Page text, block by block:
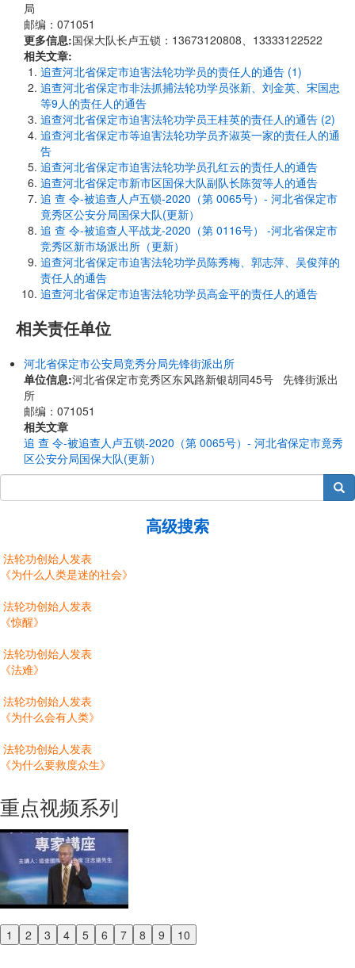
局
邮编：071051
更多信息:国保大队长卢五锁：13673120808、13333122522
相关文章:
追查河北省保定市迫害法轮功学员的责任人的通告 (1)
追查河北省保定市非法抓捕法轮功学员张新、刘金英、宋国忠
等9人的责任人的通告
追查河北省保定市迫害法轮功学员王桂英的责任人的通告 (2)
追查河北省保定市等迫害法轮功学员齐淑英一家的责任人的通
告
追查河北省保定市迫害法轮功学员孔红云的责任人的通告
追查河北省保定市新市区国保大队副队长陈贺等人的通告
追 查 令-被追查人卢五锁-2020（第 0065号）- 河北省保定市
竟秀区公安分局国保大队(更新）
追 查 令-被追查人平战龙-2020（第 0116号） -河北省保定市
竞秀区新市场派出所（更新）
追查河北省保定市迫害法轮功学员陈秀梅、郭志萍、吴俊萍的
责任人的通告
追查河北省保定市迫害法轮功学员高金平的责任人的通告
相关责任单位
河北省保定市公安局竞秀分局先锋街派出所
单位信息:河北省保定市竞秀区东风路新银胡同45号 先锋街派出
所
邮编：071051
相关文章
追 查 令-被追查人卢五锁-2020（第 0065号）- 河北省保定市竟秀
区公安分局国保大队(更新）
搜索
高级搜索
法轮功创始人发表
《为什么人类是迷的社会》
法轮功创始人发表
《惊醒》
法轮功创始人发表
《法难》
法轮功创始人发表
《为什么会有人类》
法轮功创始人发表
《为什么要救度众生》
重点视频系列
1 2 3 4 5 6 7 8 9 10
Previous